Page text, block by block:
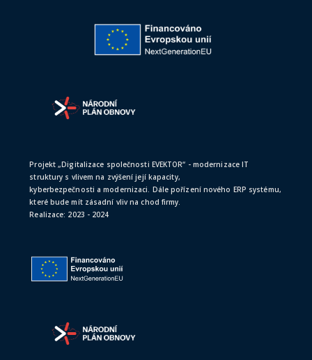
Projekt „Digitalizace společnosti EVEKTOR“ - modernizace IT
struktury s vlivem na zvýšení její kapacity,
kyberbezpečnosti a modernizaci. Dále pořízení nového ERP systému,
které bude mít zásadní vliv na chod firmy.
Realizace: 2023 - 2024